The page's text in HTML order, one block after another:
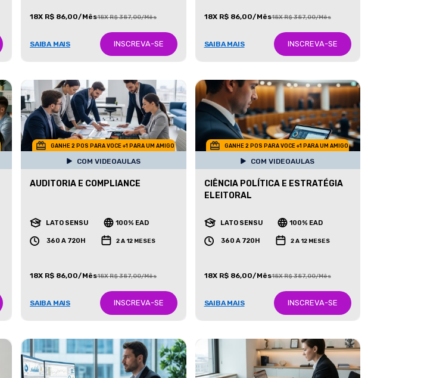
18X R$ 86,00/Mês18X R$ 387,00/Mês
SAIBA MAIS INSCREVA-SE
18X R$ 86,00/Mês18X R$ 387,00/Mês
SAIBA MAIS INSCREVA-SE
GANHE 2 POS PARA VOCE +1 PARA UM AMIGO
COM VIDEOAULAS
AUDITORIA E COMPLIANCE
LATO SENSU 100% EAD
360 A 720H 2 A 12 MESES
18X R$ 86,00/Mês18X R$ 387,00/Mês
SAIBA MAIS INSCREVA-SE
GANHE 2 POS PARA VOCE +1 PARA UM AMIGO
COM VIDEOAULAS
CIÊNCIA POLÍTICA E ESTRATÉGIA
ELEITORAL
LATO SENSU 100% EAD
360 A 720H 2 A 12 MESES
18X R$ 86,00/Mês18X R$ 387,00/Mês
SAIBA MAIS INSCREVA-SE